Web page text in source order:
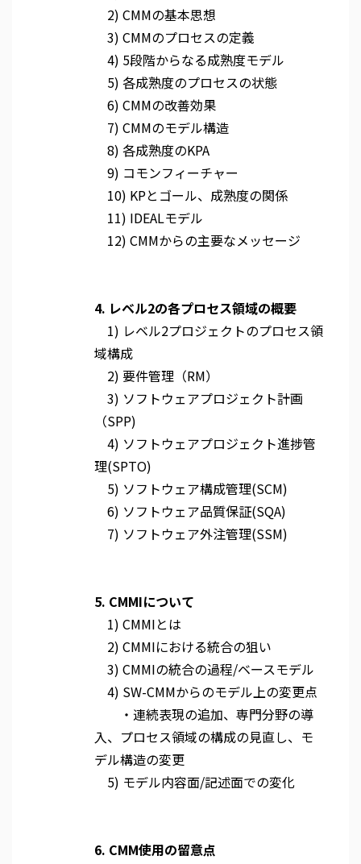
2) CMMの基本思想
3) CMMのプロセスの定義
4) 5段階からなる成熟度モデル
5) 各成熟度のプロセスの状態
6) CMMの改善効果
7) CMMのモデル構造
8) 各成熟度のKPA
9) コモンフィーチャー
10) KPとゴール、成熟度の関係
11) IDEALモデル
12) CMMからの主要なメッセージ
4. レベル2の各プロセス領域の概要
1) レベル2プロジェクトのプロセス領
域構成
2) 要件管理（RM）
3) ソフトウェアプロジェクト計画
（SPP)
4) ソフトウェアプロジェクト進捗管
理(SPTO)
5) ソフトウェア構成管理(SCM)
6) ソフトウェア品質保証(SQA)
7) ソフトウェア外注管理(SSM)
5. CMMIについて
1) CMMIとは
2) CMMIにおける統合の狙い
3) CMMIの統合の過程/ベースモデル
4) SW-CMMからのモデル上の変更点
・連続表現の追加、専門分野の導
入、プロセス領域の構成の見直し、モ
デル構造の変更
5) モデル内容面/記述面での変化
6. CMM使用の留意点